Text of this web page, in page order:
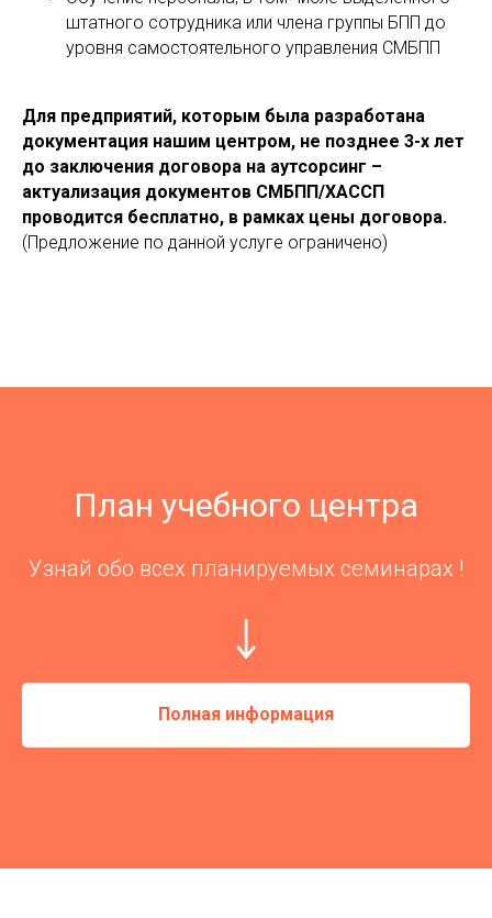
штатного сотрудника или члена группы БПП до
уровня самостоятельного управления СМБПП
Для предприятий, которым была разработана
документация нашим центром, не позднее 3-х лет
до заключения договора на аутсорсинг –
актуализация документов СМБПП/ХАССП
проводится бесплатно, в рамках цены договора.
(Предложение по данной услуге ограничено)
План учебного центра
Узнай обо всех планируемых семинарах !
Полная информация